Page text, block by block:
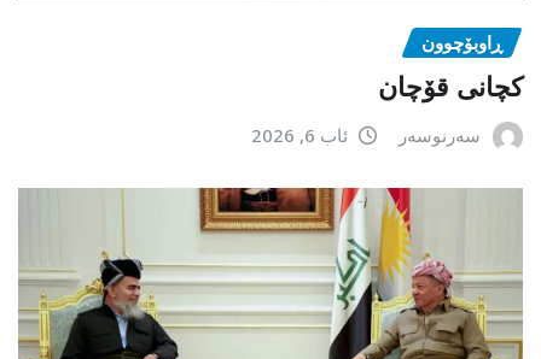
ڕاوبۆچوون
کچانی قۆچان
سەرنوسەر ئاب 6, 2026